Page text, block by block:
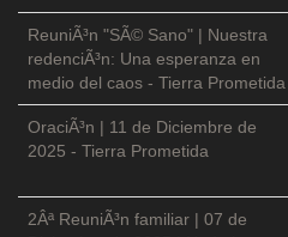
ReuniÃ³n "SÃ© Sano" | Nuestra
redenciÃ³n: Una esperanza en
medio del caos - Tierra Prometida
OraciÃ³n | 11 de Diciembre de
2025 - Tierra Prometida
2Âª ReuniÃ³n familiar | 07 de